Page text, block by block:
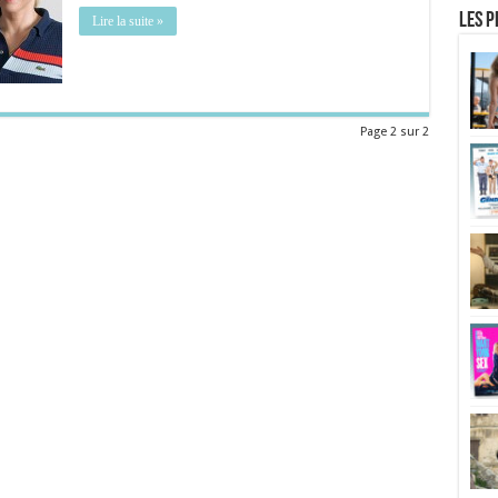
Lire la suite »
Page 2 sur 2
Les